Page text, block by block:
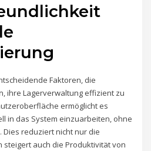
Faktoren, die
ihre Lagerverwaltung effizient zu
ermöglicht es
in das System einzuarbeiten, ohne
reduziert nicht nur die
steigert auch die Produktivität von